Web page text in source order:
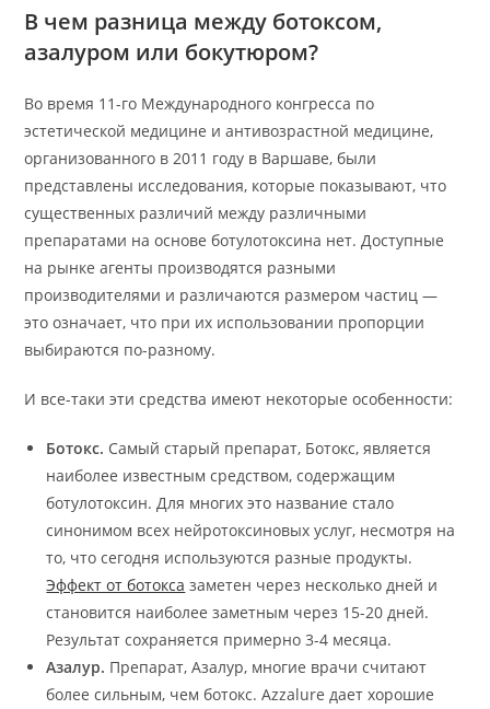
В чем разница между ботоксом,
азалуром или бокутюром?
Во время 11-го Международного конгресса по
эстетической медицине и антивозрастной медицине,
организованного в 2011 году в Варшаве, были
представлены исследования, которые показывают, что
существенных различий между различными
препаратами на основе ботулотоксина нет. Доступные
на рынке агенты производятся разными
производителями и различаются размером частиц —
это означает, что при их использовании пропорции
выбираются по-разному.
И все-таки эти средства имеют некоторые особенности:
Ботокс. Самый старый препарат, Ботокс, является
наиболее известным средством, содержащим
ботулотоксин. Для многих это название стало
синонимом всех нейротоксиновых услуг, несмотря на
то, что сегодня используются разные продукты.
Эффект от ботокса заметен через несколько дней и
становится наиболее заметным через 15-20 дней.
Результат сохраняется примерно 3-4 месяца.
Азалур. Препарат, Азалур, многие врачи считают
более сильным, чем ботокс. Azzalure дает хорошие